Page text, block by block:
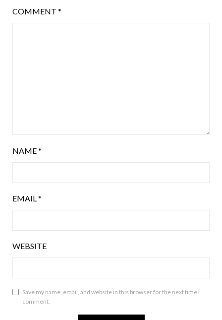
COMMENT *
NAME*
EMAIL*
WEBSITE
Save my name, email, and website in this browser for the next time I
comment.